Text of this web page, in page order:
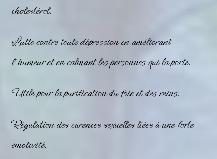
cholestérol.
Lutte contre toute dépression en améliorant
l’humeur et en calmant les personnes qui la porte.
Utile pour la purification du foie et des reins.
Régulation des carences sexuelles liées à une forte
émotivité.